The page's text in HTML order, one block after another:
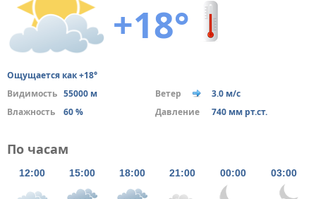
+18°
Ощущается как +18°
Видимость 55000 м Ветер
3.0 м/с
Влажность
60 % Давление 740 мм рт.ст.
По часам
12:00 15:00 18:00 21:00 00:00 03:00